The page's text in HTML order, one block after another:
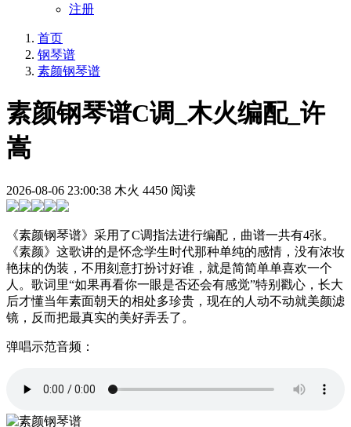
注册
首页
钢琴谱
素颜钢琴谱
素颜钢琴谱C调_木火编配_许
嵩
2026-08-06 23:00:38 木火 4450 阅读
《素颜钢琴谱》采用了C调指法进行编配，曲谱一共有4张。
《素颜》这歌讲的是怀念学生时代那种单纯的感情，没有浓妆
艳抹的伪装，不用刻意打扮讨好谁，就是简简单单喜欢一个
人。歌词里“如果再看你一眼是否还会有感觉”特别戳心，长大
后才懂当年素面朝天的相处多珍贵，现在的人动不动就美颜滤
镜，反而把最真实的美好弄丢了。
弹唱示范音频：